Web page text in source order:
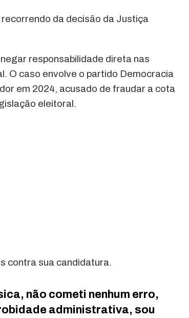
da decisão da Justiça
responsabilidade direta nas
O caso envolve o partido Democracia
em 2024, acusado de fraudar a cota
eleitoral.
contra sua candidatura.
não cometi nenhum erro,
administrativa, sou